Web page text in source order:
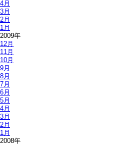
4月
3月
2月
1月
2009年
12月
11月
10月
9月
8月
7月
6月
5月
4月
3月
2月
1月
2008年